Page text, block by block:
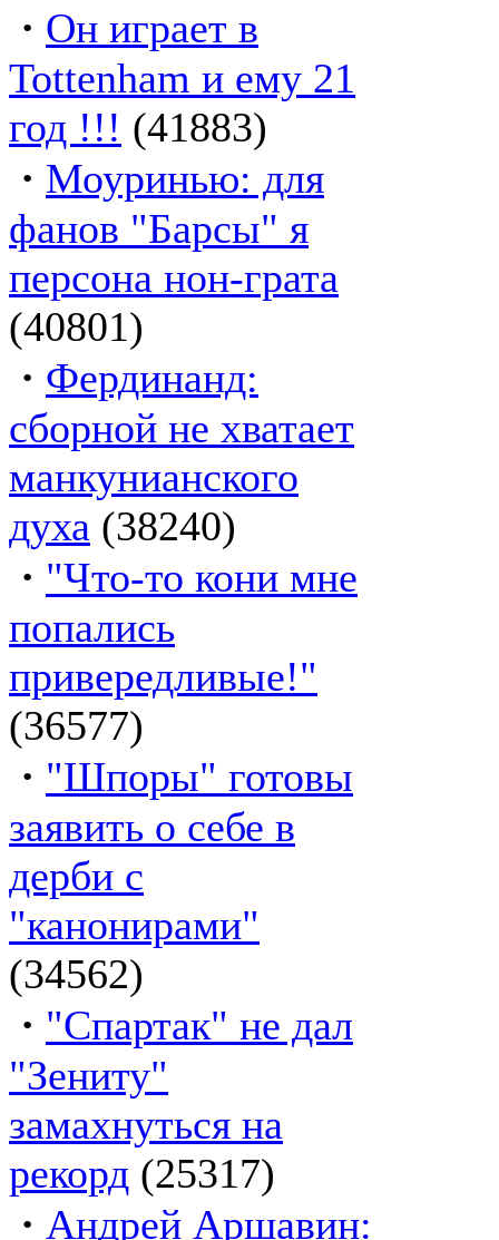
· Он играет в
Tottenham и ему 21
год !!! (41883)
· Моуринью: для
фанов "Барсы" я
персона нон-грата
(40801)
· Фердинанд:
сборной не хватает
манкунианского
духа (38240)
· "Что-то кони мне
попались
привередливые!"
(36577)
· "Шпоры" готовы
заявить о себе в
дерби с
"канонирами"
(34562)
· "Спартак" не дал
"Зениту"
замахнуться на
рекорд (25317)
· Андрей Аршавин: